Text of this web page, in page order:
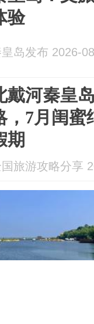
验
皇岛发布 2026-
戴河秦皇
，7月闺蜜
期
国旅游攻略分享